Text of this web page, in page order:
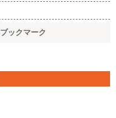
ブックマーク